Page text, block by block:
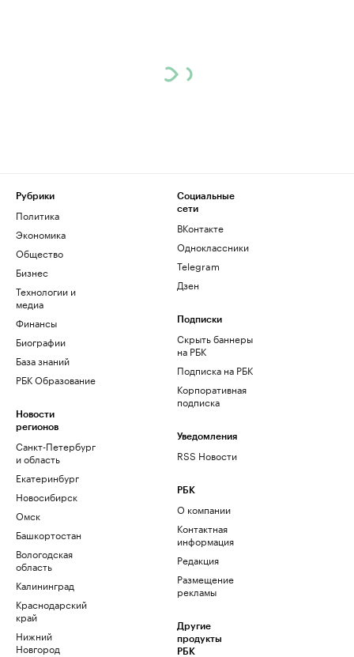
Рубрики
Политика
Экономика
Общество
Бизнес
Технологии и
медиа
Финансы
Биографии
База знаний
РБК Образование
Новости
регионов
Санкт-Петербург
и область
Екатеринбург
Новосибирск
Омск
Башкортостан
Вологодская
область
Калининград
Краснодарский
край
Нижний
Новгород
Социальные
сети
ВКонтакте
Одноклассники
Telegram
Дзен
Подписки
Скрыть баннеры
на РБК
Подписка на РБК
Корпоративная
подписка
Уведомления
RSS Новости
РБК
О компании
Контактная
информация
Редакция
Размещение
рекламы
Другие
продукты
РБК